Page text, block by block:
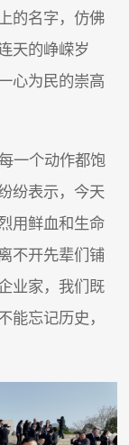
的名字，仿佛
天的峥嵘岁
心为民的崇高
一个动作都饱
纷表示，今天
用鲜血和生命
不开先辈们铺
业家，我们既
能忘记历史，